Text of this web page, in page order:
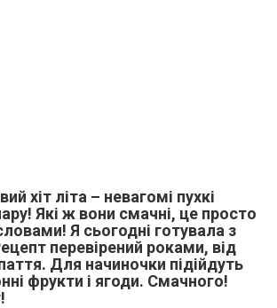
хіт літа – невагомі пухкі
Які ж вони смачні, це просто
Я сьогодні готувала з
перевірений роками, від
Для начиночки підійдуть
фрукти і ягоди. Смачного!